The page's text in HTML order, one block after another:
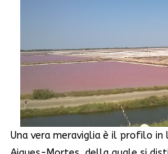
Una vera meraviglia è il profilo